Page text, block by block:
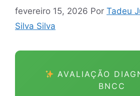
fevereiro 15, 2026 Por Tadeu
Silva Silva
AVALIAÇÃO
BNCC